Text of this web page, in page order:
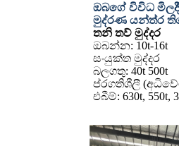
ඔබගේ විවිධ මිලදී
මුද්රණ යන්ත්ර
තනි තව් මුද්දර
ඔබන්න: 10t-16t
සංයුක්ත මුද්දර
බලගතු: 40t 500t
ප්රගතිශීලී
එබීම්: 630t, 550t,